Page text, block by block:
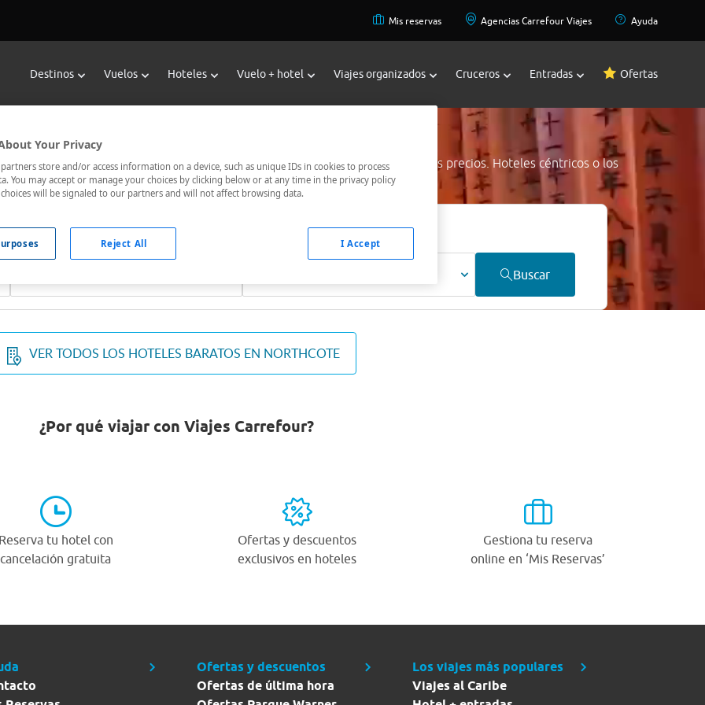
Mis reservas Agencias Carrefour Viajes Ayuda
Destinos Vuelos Hoteles Vuelo + hotel Viajes organizados Cruceros Entradas Ofertas
Reservar Hoteles en Northcote
de Viajes Carrefour te ofrecehoteles baratos en Northcotea los mejores precios. Hoteles céntricos o los
el hotel que busques nosotros te lo encontramos al mejor precio.
Fechas *
Buscar
VER TODOS LOS HOTELES BARATOS EN NORTHCOTE
¿Por qué viajar con Viajes Carrefour?
Reserva tu hotel con
cancelación gratuita
Ofertas y descuentos
exclusivos en hoteles
Gestiona tu reserva
online en ‘Mis Reservas’
Ofertas y descuentos
Ofertas de última hora
Los viajes más populares
Viajes al Caribe
Your Privacy
store and/or access information on a device, such as unique IDs in cookies to process
You may accept or manage your choices by clicking below or at any time in the privacy policy
choices will be signaled to our partners and will not affect browsing data.
Reject All I Accept